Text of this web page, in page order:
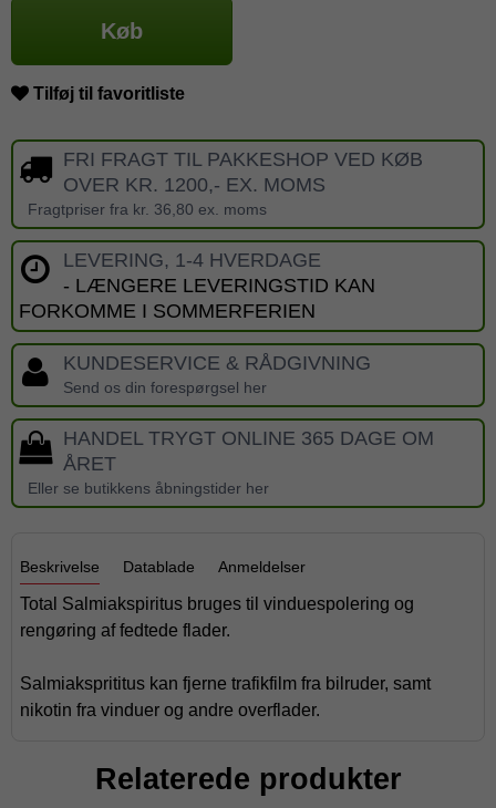
Køb
Tilføj til favoritliste
FRI FRAGT TIL PAKKESHOP VED KØB
OVER KR. 1200,- EX. MOMS
Fragtpriser fra kr. 36,80 ex. moms
LEVERING, 1-4 HVERDAGE
- LÆNGERE LEVERINGSTID KAN
FORKOMME I SOMMERFERIEN
KUNDESERVICE & RÅDGIVNING
Send os din forespørgsel her
HANDEL TRYGT ONLINE 365 DAGE OM
ÅRET
Eller se butikkens åbningstider her
Beskrivelse Datablade Anmeldelser
Total Salmiakspiritus bruges til vinduespolering og
rengøring af fedtede flader.
Salmiaksprititus kan fjerne trafikfilm fra bilruder, samt
nikotin fra vinduer og andre overflader.
Relaterede produkter